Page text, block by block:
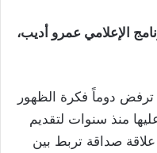
الإعلامي عمرو أديب،
دوماً فكرة الظهور
منذ سنوات لتقديم
صداقة تربط بين